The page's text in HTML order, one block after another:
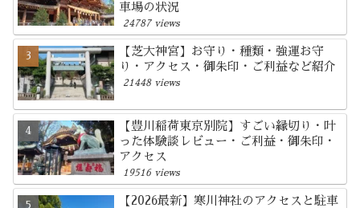
車場の状況
24787 views
【芝大神宮】お守り・種類・強運お守
り・アクセス・御朱印・ご利益など紹介
21448 views
【豊川稲荷東京別院】すごい縁切り・叶
った体験談レビュー・ご利益・御朱印・
アクセス
19516 views
【2026最新】寒川神社のアクセスと駐車